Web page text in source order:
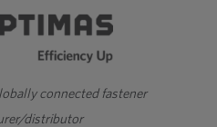
connected fastener
distributor